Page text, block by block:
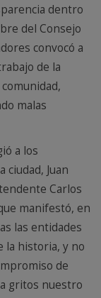
dentro
del Consejo
convocó a
de la
malas
a los
Juan
Carlos
manifestó, en
las entidades
la historia, y no
de
gritos nuestro